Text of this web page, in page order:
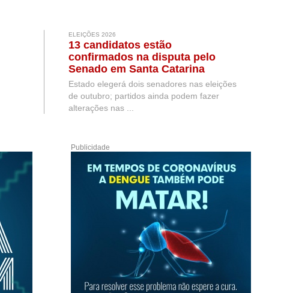
ELEIÇÕES 2026
13 candidatos estão
confirmados na disputa pelo
Senado em Santa Catarina
Estado elegerá dois senadores nas eleições
de outubro; partidos ainda podem fazer
alterações nas ...
Publicidade